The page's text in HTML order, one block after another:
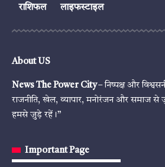
राशिफल
लाइफस्टाइल
About US
News The Power City– निष्पक्ष और
राजनीति, खेल, व्यापार, मनोरंजन और समाज से
हमसे जुड़े रहें।”
Important Page